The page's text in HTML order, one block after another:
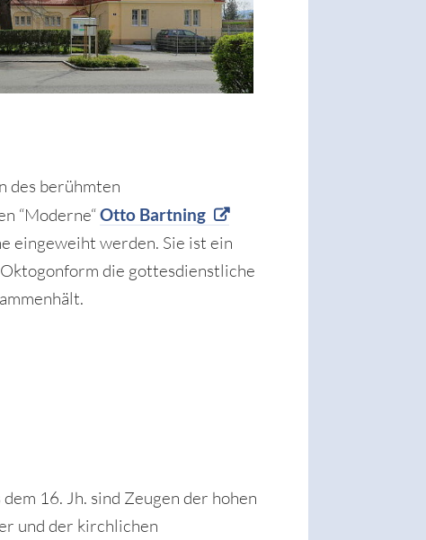
des berühmten
“Moderne“Otto Bartning
eingeweiht werden. Sie ist ein
die gottesdienstliche
16. Jh. sind Zeugen der hohen
und der kirchlichen